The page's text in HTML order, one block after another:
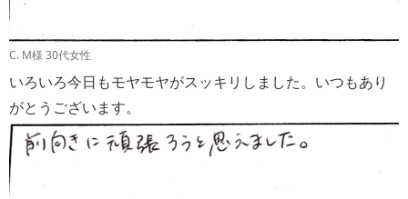
C. M様 30代女性
いろいろ今日もモヤモヤがスッキリしました。いつもあり
がとうございます。